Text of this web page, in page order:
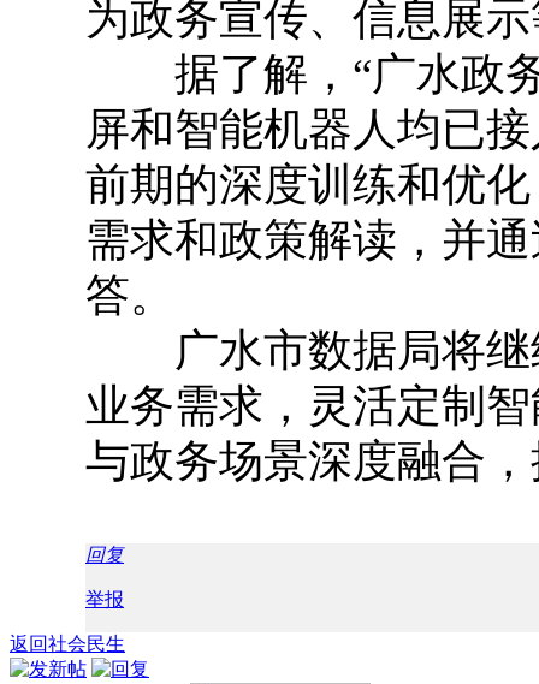
为政务宣传、信息展
据了解，“广水政务
屏和智能机器人均已
前期的深度训练和优
需求和政策解读，并
答。
广水市数据局将继
业务需求，灵活定制
与政务场景深度融合
回复
举报
返回社会民生